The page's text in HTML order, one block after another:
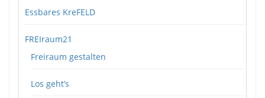
Essbares KreFELD
FREIraum21
Freiraum gestalten
Los geht’s